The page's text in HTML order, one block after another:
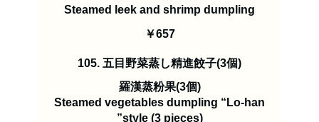
Steamed leek and shrimp dumpling
￥657
105. 五目野菜蒸し精進餃子(3個)
羅漢蒸粉果(3個)
Steamed vegetables dumpling “Lo-han
”style (3 pieces)